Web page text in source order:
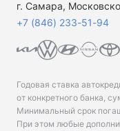
г. Самара,
+7 (846) 233-51-94
Годовая ставка
от конкретного банка,
Минимальный срок
При этом любые